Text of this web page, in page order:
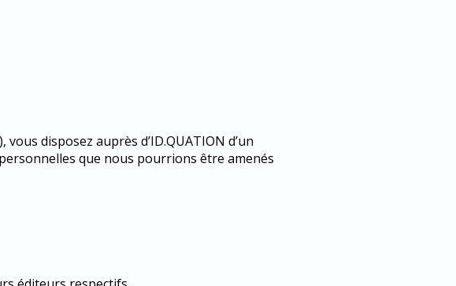
disposez auprès d’ID.QUATION d’un
que nous pourrions être amenés